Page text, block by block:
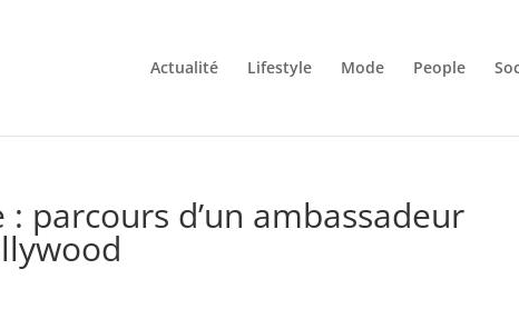
Actualité Lifestyle Mode People
parcours d’un ambassadeur